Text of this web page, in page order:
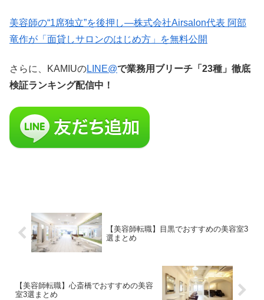
美容師の“1席独立”を後押し—株式会社Airsalon代表 阿部
竜作が「面貸しサロンのはじめ方」を無料公開
さらに、KAMIUのLINE@で業務用ブリーチ「23種」徹底
検証ランキング配信中！
【美容師転職】目黒でおすすめの美容室3
選まとめ
【美容師転職】心斎橋でおすすめの美容
室3選まとめ